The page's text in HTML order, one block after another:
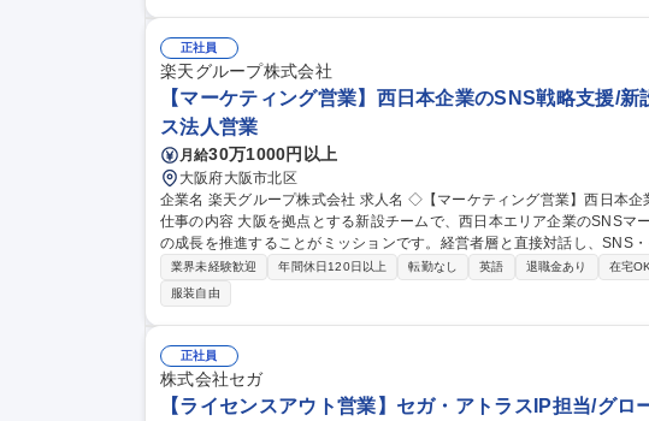
を検証しながら、インド市場における勝ち筋を構築していただきます。 募集職種 【Global Enterprise Account E
xecutive_インド担当】グローバルで成長中◎
正社員
楽天グループ株式会社
【マーケティング営業】西日本企業のSNS戦略支援/
ス法人営業
月給30万1000円以上
大阪府大阪市北区
企業名 楽天グループ株式会社 求人名 ◇【マーケティング営業】西日本企業のSNS戦略支援/新設チーム/1028160
仕事の内容 大阪を拠点とする新設チームで、西日本エリア企業のSNSマ
の成長を推進することがミッションです。経営者層と直接対話し、SNS
力を全国 へ発信し、売上拡大に貢献します。 ■西日本エリアの企業・楽天市場店舗へのSNS・インフルエンサー
施策の提案営業 ■YouTube、Instagramなどを活用した販促企画の立案、
クション、実施後の効果分析、改善提案 ■楽天市場事業部や制作チーム
経済や中小企業支援に繋がる、地域密着型のソリューション提供 募集職種 ◇【マーケティング営業】西日本企業
のSNS戦略支援/新設チーム/1028160
業界未経験歓迎 年間休日120日以上 転勤なし 英語 退職金あり 在宅OK
服装自由
正社員
株式会社セガ
【ライセンスアウト営業】セガ・アトラスIP担当/グロ